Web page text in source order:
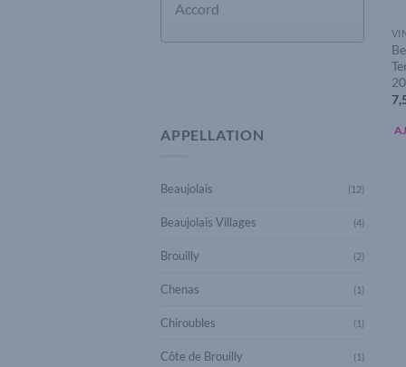
APPELLATION
Beaujolais (12)
Beaujolais Villages (4)
Brouilly (2)
Chenas (1)
Chiroubles (1)
Côte de Brouilly (1)